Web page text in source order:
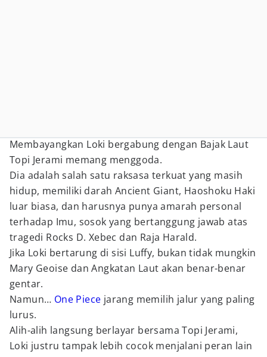
Membayangkan Loki bergabung dengan Bajak Laut
Topi Jerami memang menggoda.
Dia adalah salah satu raksasa terkuat yang masih
hidup, memiliki darah Ancient Giant, Haoshoku Haki
luar biasa, dan harusnya punya amarah personal
terhadap Imu, sosok yang bertanggung jawab atas
tragedi Rocks D. Xebec dan Raja Harald.
Jika Loki bertarung di sisi Luffy, bukan tidak mungkin
Mary Geoise dan Angkatan Laut akan benar-benar
gentar.
Namun… One Piece jarang memilih jalur yang paling
lurus.
Alih-alih langsung berlayar bersama Topi Jerami,
Loki justru tampak lebih cocok menjalani peran lain